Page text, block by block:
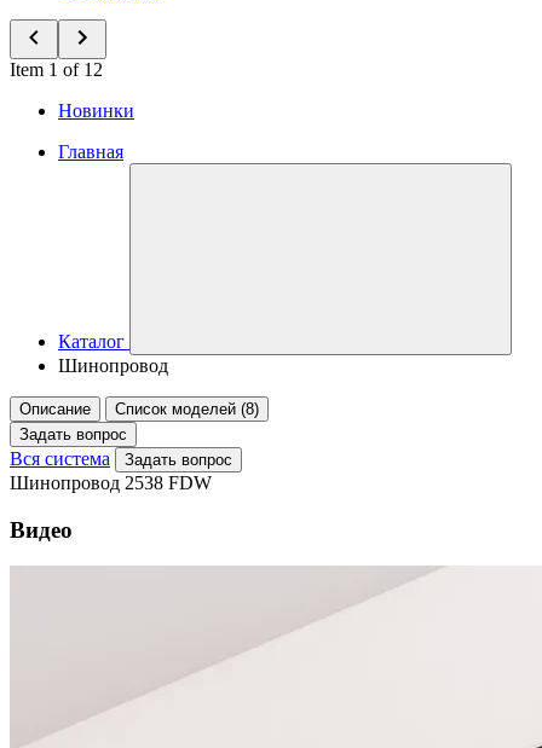
Item 1 of 12
Новинки
Главная
Каталог
Шинопровод
Описание
Список моделей (8)
Задать вопрос
Вся система Задать вопрос
Шинопровод 2538 FDW
Видео